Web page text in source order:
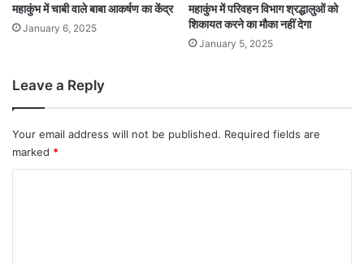
महाकुंभ में चाबी वाले बाबा आकर्षण का केंद्र
January 6, 2025
महाकुंभ में परिवहन विभाग श्रद्धालुओं को
शिकायत करने का मौका नहीं देगा
January 5, 2025
Leave a Reply
Your email address will not be published. Required fields are
marked *